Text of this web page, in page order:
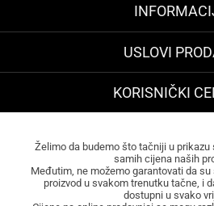
USLOVI
KORISNIČKI
Želimo da budemo što tačniji u
samih cijena naših
Međutim, ne možemo garantovati da
proizvod u svakom trenutku tačne, i
dostupni u svako